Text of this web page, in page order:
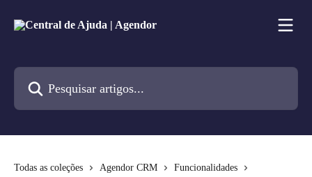
Todas as coleções Agendor CRM
Funcionalidades